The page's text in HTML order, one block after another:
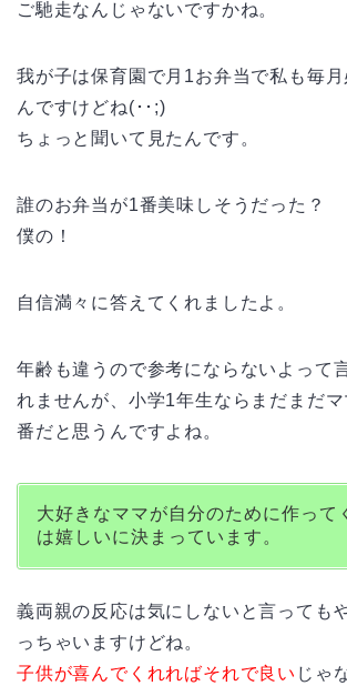
ご馳走なんじゃないですかね。
我が子は保育園で月1お弁当で私も毎
んですけどね(･･;)
ちょっと聞いて見たんです。
誰のお弁当が1番美味しそうだった？
僕の！
自信満々に答えてくれましたよ。
年齢も違うので参考にならないよって
れませんが、小学1年生ならまだまだ
番だと思うんですよね。
大好きなママが自分のために作って
は嬉しいに決まっています。
義両親の反応は気にしないと言っても
っちゃいますけどね。
子供が喜んでくれればそれで良い じゃ